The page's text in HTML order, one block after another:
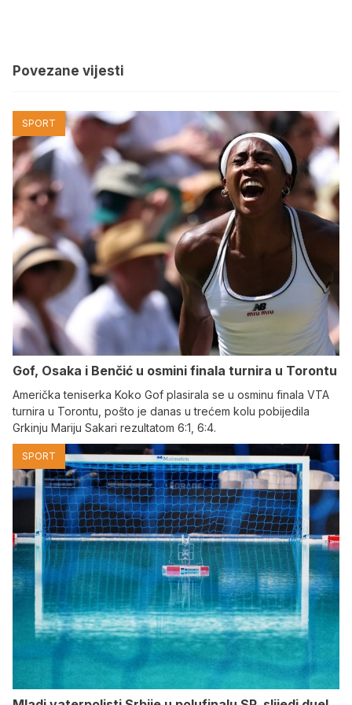
Povezane vijesti
SPORT
Gof, Osaka i Benčić u osmini finala turnira u Torontu
Američka teniserka Koko Gof plasirala se u osminu finala VTA
turnira u Torontu, pošto je danas u trećem kolu pobijedila
Grkinju Mariju Sakari rezultatom 6:1, 6:4.
SPORT